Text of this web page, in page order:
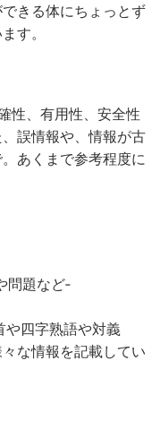
きる体にちょっとず
す。
性、有用性、安全性
誤情報や、情報が古
あくまで参考程度に
問題など‐
や四字熟語や対義
な情報を記載してい